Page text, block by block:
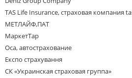
TAS Life Insurance, страховая компания
МЕТЛАЙФ,ПАТ
МаркетТар
Оса, автострахование
Експо страхування
СК «Украинская страховая группа»